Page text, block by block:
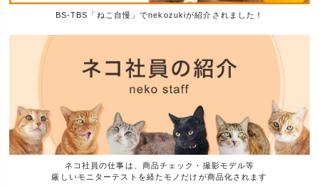
BS-TBS「ねこ自慢」でnekozukiが紹介されました！
ネコ社員の仕事は、商品チェック・撮影モデル等
厳しいモニターテストを経たモノだけが商品化されます